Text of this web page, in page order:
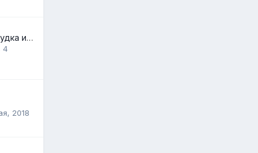
Четырёх голосая дудка из Китая.
4
2018